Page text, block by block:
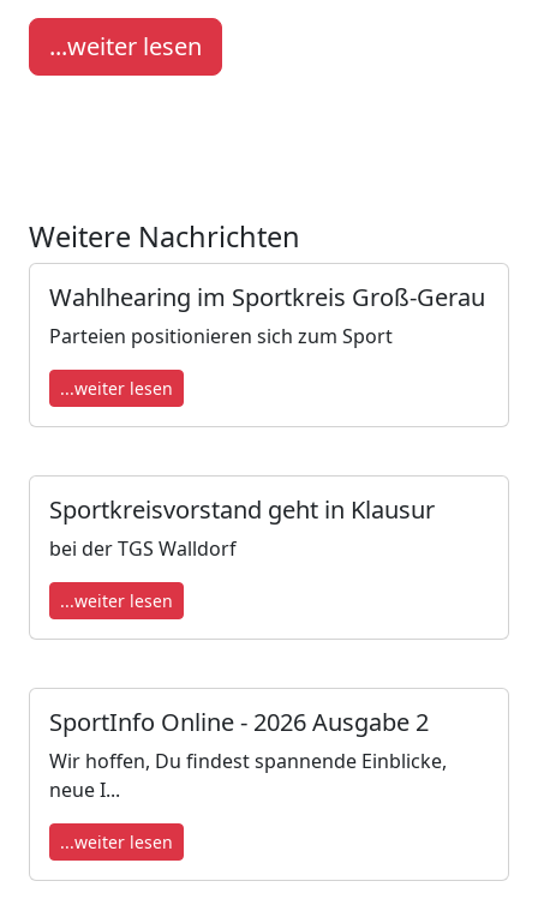
...weiter lesen
Weitere Nachrichten
Wahlhearing im Sportkreis Groß-Gerau
Parteien positionieren sich zum Sport
...weiter lesen
Sportkreisvorstand geht in Klausur
bei der TGS Walldorf
...weiter lesen
SportInfo Online - 2026 Ausgabe 2
Wir hoffen, Du findest spannende Einblicke,
neue I...
...weiter lesen